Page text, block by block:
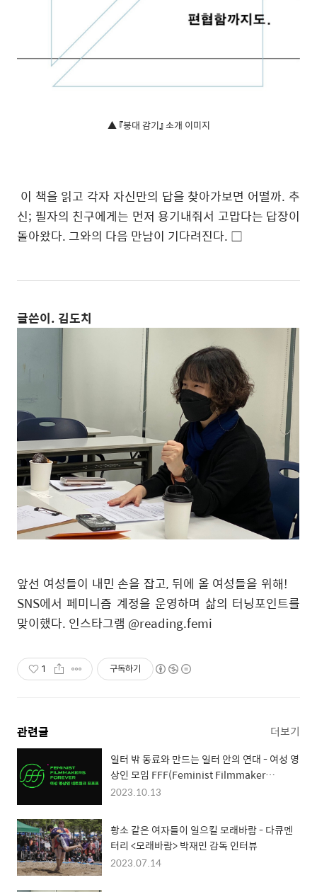
▲ 『붕대 감기』 소개 이미지
이 책을 읽고 각자 자신만의 답을 찾아가보면 어떨까. 추
신; 필자의 친구에게는 먼저 용기내줘서 고맙다는 답장이
돌아왔다. 그와의 다음 만남이 기다려진다. □
글쓴이. 김도치
앞선 여성들이 내민 손을 잡고, 뒤에 올 여성들을 위해!
SNS에서 페미니즘 계정을 운영하며 삶의 터닝포인트를
맞이했다. 인스타그램 @reading.femi
1 구독하기
관련글 더보기
일터 밖 동료와 만드는 일터 안의 연대 - 여성 영
상인 모임 FFF(Feminist Filmmaker
Forever) 인터뷰
2023.10.13
황소 같은 여자들이 일으킬 모래바람 - 다큐멘
터리 <모래바람> 박재민 감독 인터뷰
2023.07.14